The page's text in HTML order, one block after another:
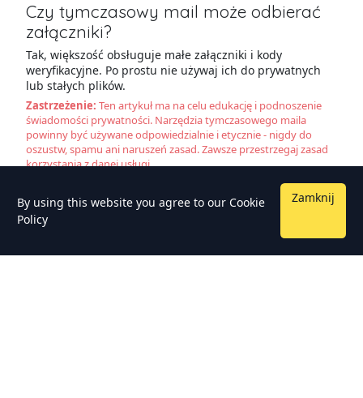
Czy tymczasowy mail może odbierać
załączniki?
Tak, większość obsługuje małe załączniki i kody
weryfikacyjne. Po prostu nie używaj ich do prywatnych
lub stałych plików.
Zastrzeżenie: Ten artykuł ma na celu edukację i podnoszenie
świadomości prywatności. Narzędzia tymczasowego maila
powinny być używane odpowiedzialnie i etycznie - nigdy do
oszustw, spamu ani naruszeń zasad. Zawsze przestrzegaj zasad
korzystania z danej usługi.
By using this website you agree to our Cookie
Policy
Zamknij